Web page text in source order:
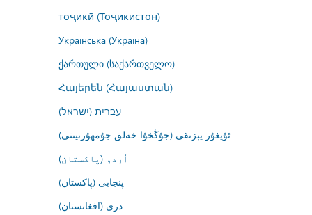
тоҷикӣ (Тоҷикистон)
Українська (Україна)
ქართული (საქართველო)
Հայերեն (Հայաստան)
עברית (ישראל)
ئۇيغۇر يېزىقى (جۇڭخۇا خەلق جۇمھۇرىيىتى)
اُردو (پاکستان)
پنجابی (پاکستان)
درى (افغانستان)